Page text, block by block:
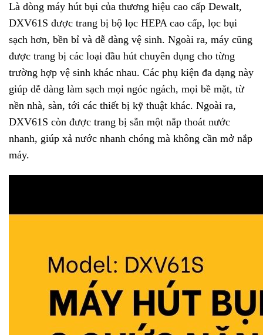
Là dòng máy hút bụi của thương hiệu cao cấp Dewalt,
DXV61S được trang bị bộ lọc HEPA cao cấp, lọc bụi
sạch hơn, bền bỉ và dễ dàng vệ sinh. Ngoài ra, máy cũng
được trang bị các loại đầu hút chuyên dụng cho từng
trường hợp vệ sinh khác nhau. Các phụ kiện đa dạng này
giúp dễ dàng làm sạch mọi ngóc ngách, mọi bề mặt, từ
nền nhà, sàn, tới các thiết bị kỹ thuật khác. Ngoài ra,
DXV61S còn được trang bị sẵn một nắp thoát nước
nhanh, giúp xả nước nhanh chóng mà không cần mở nắp
máy.